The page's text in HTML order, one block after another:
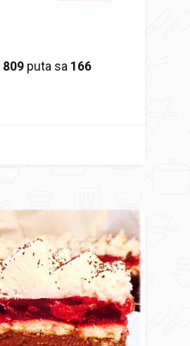
809 puta sa 166